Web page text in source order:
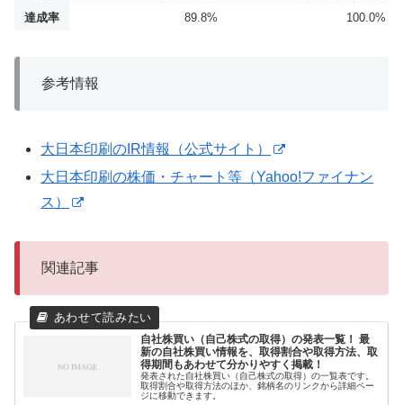
達成率
89.8% 100.0%
参考情報
大日本印刷のIR情報（公式サイト）
大日本印刷の株価・チャート等（Yahoo!ファイナン
ス）
関連記事
自社株買い（自己株式の取得）の発表一覧！ 最
新の自社株買い情報を、取得割合や取得方法、取
得期間もあわせて分かりやすく掲載！
発表された自社株買い（自己株式の取得）の一覧表です。
取得割合や取得方法のほか、銘柄名のリンクから詳細ペー
ジに移動できます。